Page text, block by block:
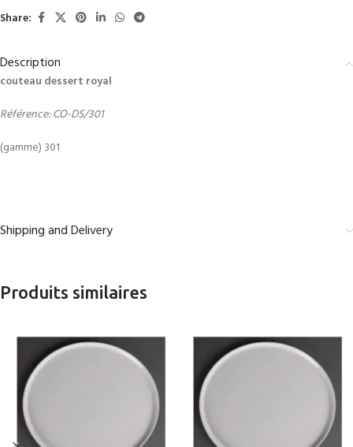
Share:
Description
couteau dessert royal
Référence: CO-DS/301
(gamme) 301
Shipping and Delivery
Produits similaires